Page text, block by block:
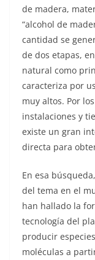
de madera,
“alcohol de
cantidad se
de dos etapas,
natural como
caracteriza por
muy altos. Por
instalaciones y
existe un gran
directa para
En esa
del tema en el
han hallado la
tecnología del
producir
moléculas a